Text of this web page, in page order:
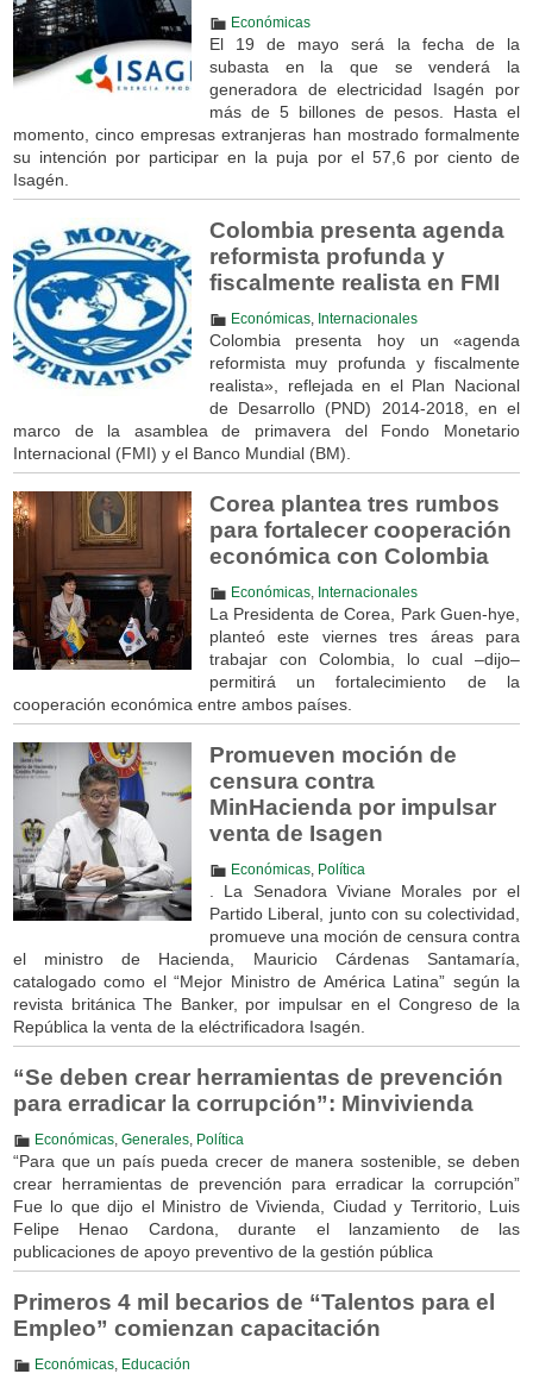
Económicas
El 19 de mayo será la fecha de la
subasta en la que se venderá la
generadora de electricidad Isagén por
más de 5 billones de pesos. Hasta el
momento, cinco empresas extranjeras han mostrado formalmente
su intención por participar en la puja por el 57,6 por ciento de
Isagén.
Colombia presenta agenda
reformista profunda y
fiscalmente realista en FMI
Económicas, Internacionales
Colombia presenta hoy un «agenda
reformista muy profunda y fiscalmente
realista», reflejada en el Plan Nacional
de Desarrollo (PND) 2014-2018, en el
marco de la asamblea de primavera del Fondo Monetario
Internacional (FMI) y el Banco Mundial (BM).
Corea plantea tres rumbos
para fortalecer cooperación
económica con Colombia
Económicas, Internacionales
La Presidenta de Corea, Park Guen-hye,
planteó este viernes tres áreas para
trabajar con Colombia, lo cual –dijo–
permitirá un fortalecimiento de la
cooperación económica entre ambos países.
Promueven moción de
censura contra
MinHacienda por impulsar
venta de Isagen
Económicas, Política
. La Senadora Viviane Morales por el
Partido Liberal, junto con su colectividad,
promueve una moción de censura contra
el ministro de Hacienda, Mauricio Cárdenas Santamaría,
catalogado como el “Mejor Ministro de América Latina” según la
revista británica The Banker, por impulsar en el Congreso de la
República la venta de la eléctrificadora Isagén.
“Se deben crear herramientas de prevención
para erradicar la corrupción”: Minvivienda
Económicas, Generales, Política
“Para que un país pueda crecer de manera sostenible, se deben
crear herramientas de prevención para erradicar la corrupción”
Fue lo que dijo el Ministro de Vivienda, Ciudad y Territorio, Luis
Felipe Henao Cardona, durante el lanzamiento de las
publicaciones de apoyo preventivo de la gestión pública
Primeros 4 mil becarios de “Talentos para el
Empleo” comienzan capacitación
Económicas, Educación